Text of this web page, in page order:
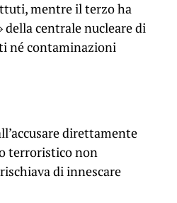
mentre il terzo ha
centrale nucleare di
né contaminazioni
direttamente
terroristico non
di innescare